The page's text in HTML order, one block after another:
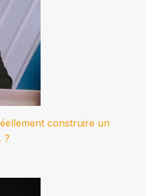
construire un
?